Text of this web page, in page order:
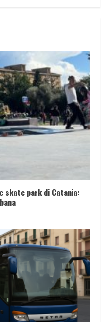
skate park di Catania: